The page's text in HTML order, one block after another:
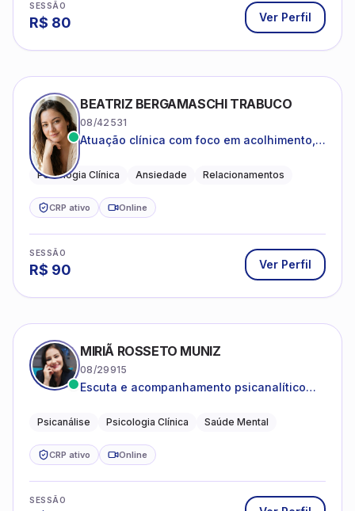
SESSÃO
R$ 80 Ver Perfil
BEATRIZ BERGAMASCHI TRABUCO
08/42531
Atuação clínica com foco em acolhimento,
Psicologia Clínica Ansiedade Relacionamentos
CRP ativo Online
SESSÃO
R$ 90 Ver Perfil
MIRIÃ ROSSETO MUNIZ
08/29915
Escuta e acompanhamento psicanalítico
Psicanálise Psicologia Clínica Saúde Mental
CRP ativo Online
SESSÃO